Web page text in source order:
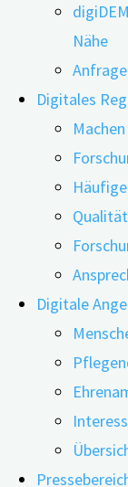
Nähe
Digitales
Digitale
02.05.2024